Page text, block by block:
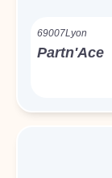
69007Lyon
Partn'Ace